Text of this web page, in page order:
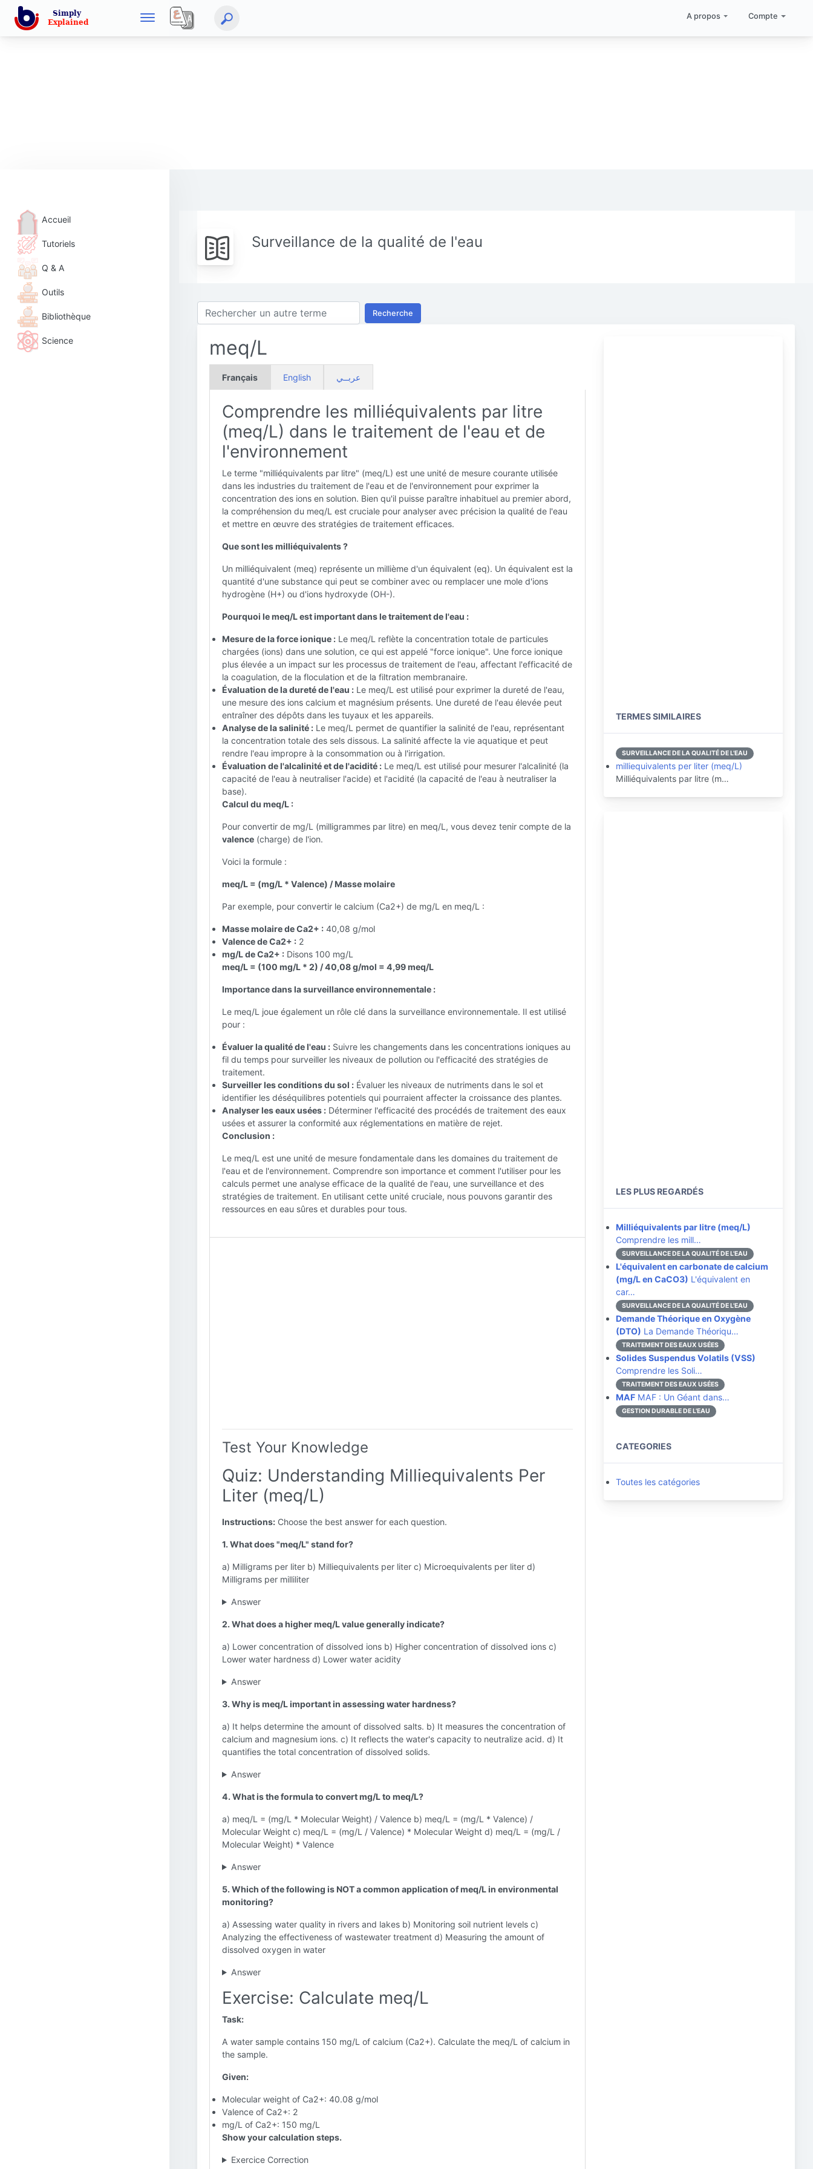
A propos Compte
Accueil
Tutoriels
Q & A
Outils
Bibliothèque
Science
Surveillance de la qualité de l'eau
Recherche
meq/L
Français English عربــي
Comprendre les milliéquivalents par litre
(meq/L) dans le traitement de l'eau et de
l'environnement
Le terme "milliéquivalents par litre" (meq/L) est une unité de mesure courante utilisée
dans les industries du traitement de l'eau et de l'environnement pour exprimer la
concentration des ions en solution. Bien qu'il puisse paraître inhabituel au premier abord,
la compréhension du meq/L est cruciale pour analyser avec précision la qualité de l'eau
et mettre en œuvre des stratégies de traitement efficaces.
Que sont les milliéquivalents ?
Un milliéquivalent (meq) représente un millième d'un équivalent (eq). Un équivalent est la
quantité d'une substance qui peut se combiner avec ou remplacer une mole d'ions
hydrogène (H+) ou d'ions hydroxyde (OH-).
Pourquoi le meq/L est important dans le traitement de l'eau :
Mesure de la force ionique : Le meq/L reflète la concentration totale de particules
chargées (ions) dans une solution, ce qui est appelé "force ionique". Une force ionique
plus élevée a un impact sur les processus de traitement de l'eau, affectant l'efficacité de
la coagulation, de la floculation et de la filtration membranaire.
Évaluation de la dureté de l'eau : Le meq/L est utilisé pour exprimer la dureté de l'eau,
une mesure des ions calcium et magnésium présents. Une dureté de l'eau élevée peut
entraîner des dépôts dans les tuyaux et les appareils.
Analyse de la salinité : Le meq/L permet de quantifier la salinité de l'eau, représentant
la concentration totale des sels dissous. La salinité affecte la vie aquatique et peut
rendre l'eau impropre à la consommation ou à l'irrigation.
Évaluation de l'alcalinité et de l'acidité : Le meq/L est utilisé pour mesurer l'alcalinité (la
capacité de l'eau à neutraliser l'acide) et l'acidité (la capacité de l'eau à neutraliser la
base).
Calcul du meq/L :
Pour convertir de mg/L (milligrammes par litre) en meq/L, vous devez tenir compte de la
valence (charge) de l'ion.
Voici la formule :
meq/L = (mg/L * Valence) / Masse molaire
Par exemple, pour convertir le calcium (Ca2+) de mg/L en meq/L :
Masse molaire de Ca2+ : 40,08 g/mol
Valence de Ca2+ : 2
mg/L de Ca2+ : Disons 100 mg/L
meq/L = (100 mg/L * 2) / 40,08 g/mol = 4,99 meq/L
Importance dans la surveillance environnementale :
Le meq/L joue également un rôle clé dans la surveillance environnementale. Il est utilisé
pour :
Évaluer la qualité de l'eau : Suivre les changements dans les concentrations ioniques au
fil du temps pour surveiller les niveaux de pollution ou l'efficacité des stratégies de
traitement.
Surveiller les conditions du sol : Évaluer les niveaux de nutriments dans le sol et
identifier les déséquilibres potentiels qui pourraient affecter la croissance des plantes.
Analyser les eaux usées : Déterminer l'efficacité des procédés de traitement des eaux
usées et assurer la conformité aux réglementations en matière de rejet.
Conclusion :
Le meq/L est une unité de mesure fondamentale dans les domaines du traitement de
l'eau et de l'environnement. Comprendre son importance et comment l'utiliser pour les
calculs permet une analyse efficace de la qualité de l'eau, une surveillance et des
stratégies de traitement. En utilisant cette unité cruciale, nous pouvons garantir des
ressources en eau sûres et durables pour tous.
Test Your Knowledge
Quiz: Understanding Milliequivalents Per
Liter (meq/L)
Instructions: Choose the best answer for each question.
1. What does "meq/L" stand for?
a) Milligrams per liter b) Milliequivalents per liter c) Microequivalents per liter d)
Milligrams per milliliter
Answer
2. What does a higher meq/L value generally indicate?
a) Lower concentration of dissolved ions b) Higher concentration of dissolved ions c)
Lower water hardness d) Lower water acidity
Answer
3. Why is meq/L important in assessing water hardness?
a) It helps determine the amount of dissolved salts. b) It measures the concentration of
calcium and magnesium ions. c) It reflects the water's capacity to neutralize acid. d) It
quantifies the total concentration of dissolved solids.
Answer
4. What is the formula to convert mg/L to meq/L?
a) meq/L = (mg/L * Molecular Weight) / Valence b) meq/L = (mg/L * Valence) /
Molecular Weight c) meq/L = (mg/L / Valence) * Molecular Weight d) meq/L = (mg/L /
Molecular Weight) * Valence
Answer
5. Which of the following is NOT a common application of meq/L in environmental
monitoring?
a) Assessing water quality in rivers and lakes b) Monitoring soil nutrient levels c)
Analyzing the effectiveness of wastewater treatment d) Measuring the amount of
dissolved oxygen in water
Answer
Exercise: Calculate meq/L
Task:
A water sample contains 150 mg/L of calcium (Ca2+). Calculate the meq/L of calcium in
the sample.
Given:
Molecular weight of Ca2+: 40.08 g/mol
Valence of Ca2+: 2
mg/L of Ca2+: 150 mg/L
Show your calculation steps.
Exercice Correction
TERMES SIMILAIRES
SURVEILLANCE DE LA QUALITÉ DE L'EAU
milliequivalents per liter (meq/L)
Milliéquivalents par litre (m…
LES PLUS REGARDÉS
Milliéquivalents par litre (meq/L)
Comprendre les mill…
SURVEILLANCE DE LA QUALITÉ DE L'EAU
L'équivalent en carbonate de calcium
(mg/L en CaCO3) L'équivalent en
car…
SURVEILLANCE DE LA QUALITÉ DE L'EAU
Demande Théorique en Oxygène
(DTO) La Demande Théoriqu…
TRAITEMENT DES EAUX USÉES
Solides Suspendus Volatils (VSS)
Comprendre les Soli…
TRAITEMENT DES EAUX USÉES
MAF MAF : Un Géant dans…
GESTION DURABLE DE L'EAU
CATEGORIES
Toutes les catégories